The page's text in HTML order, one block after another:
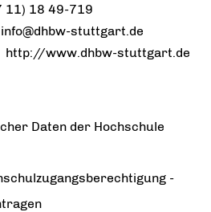
11) 18 49-719
info@dhbw-stuttgart.de
http://www.dhbw-stuttgart.de
Daten der Hochschule
-